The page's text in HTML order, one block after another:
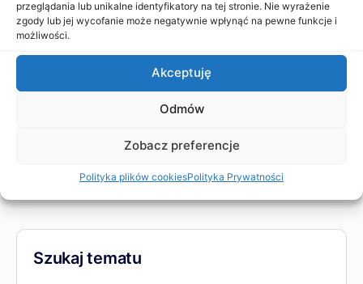
przeglądania lub unikalne identyfikatory na tej stronie. Nie wyrażenie
zgody lub jej wycofanie może negatywnie wpłynąć na pewne funkcje i
możliwości.
Akceptuję
Odmów
Zobacz preferencje
Polityka plików cookiesPolityka Prywatności
2 Członkowie ·1Odpowiedź
Przeglądasz 1 - 2 z 2 dyskusji
Wyświetlenia:975
Szukaj tematu